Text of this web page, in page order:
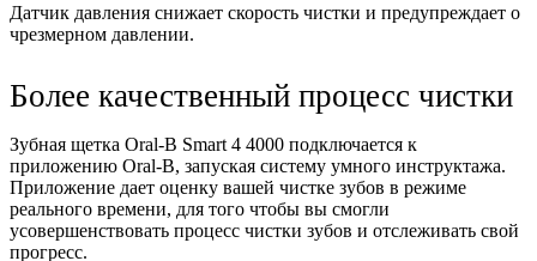
Датчик давления снижает скорость чистки и предупреждает о
чрезмерном давлении.
Более качественный процесс чистки
Зубная щетка Oral-B Smart 4 4000 подключается к
приложению Oral-B, запуская систему умного инструктажа.
Приложение дает оценку вашей чистке зубов в режиме
реального времени, для того чтобы вы смогли
усовершенствовать процесс чистки зубов и отслеживать свой
прогресс.